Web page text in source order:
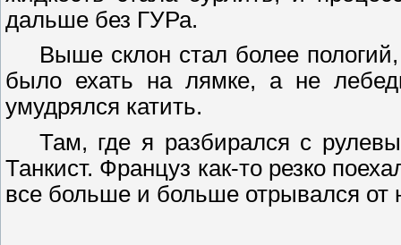
дальше без ГУРа.
Выше склон стал более
было ехать на лямке, а не
умудрялся катить.
Там, где я разбирался с
Танкист. Француз как-то резко
все больше и больше отрывался от